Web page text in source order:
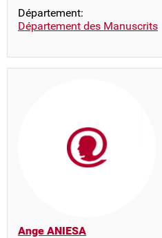
Département:
Département des Manuscrits
Ange ANIESA